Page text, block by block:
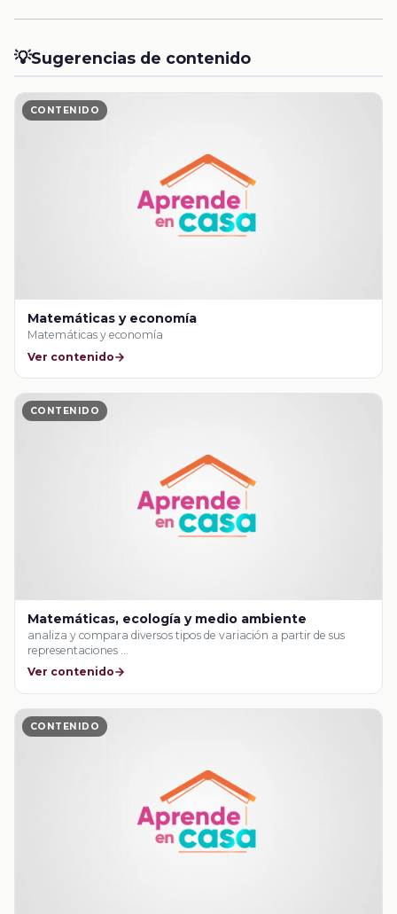
💡Sugerencias de contenido
CONTENIDO
Matemáticas y economía
Matemáticas y economía
Ver contenido
CONTENIDO
Matemáticas, ecología y medio ambiente
analiza y compara diversos tipos de variación a partir de sus
representaciones …
Ver contenido
CONTENIDO